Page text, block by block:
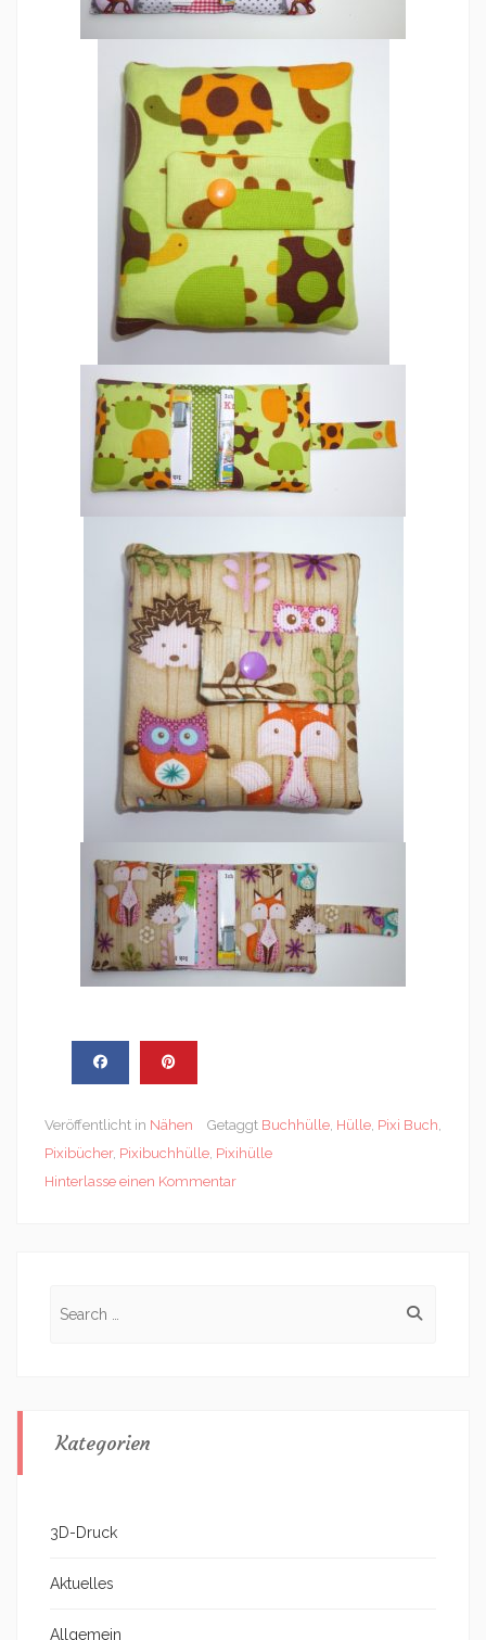
Veröffentlicht in Nähen Getaggt Buchhülle, Hülle, Pixi Buch,
Pixibücher, Pixibuchhülle, Pixihülle
Hinterlasse einen Kommentar
Kategorien
3D-Druck
Aktuelles
Allgemein